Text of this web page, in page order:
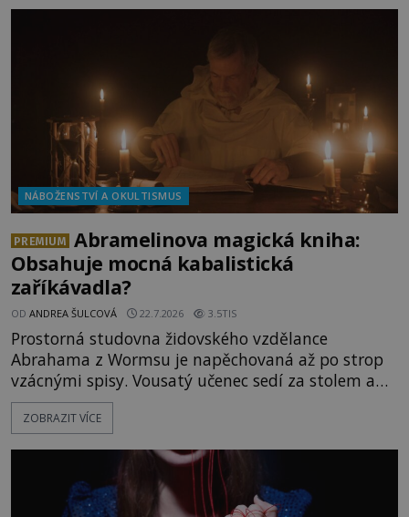
NÁBOŽENSTVÍ A OKULTISMUS
PREMIUM
Abramelinova magická kniha:
Obsahuje mocná kabalistická
zaříkávadla?
OD ANDREA ŠULCOVÁ 22.7.2026 3.5TIS
Prostorná studovna židovského vzdělance
Abrahama z Wormsu je napěchovaná až po strop
vzácnými spisy. Vousatý učenec sedí za stolem a
před sebou má rozložený jeden z nejzáhadnějších
magických textů. Jde o Abramelinův grimoár, který
kouzla, jak si někteří myslí, nebo jde o pouhou
pověru? Už šest měsíců pobývá
ZOBRAZIT VÍCE